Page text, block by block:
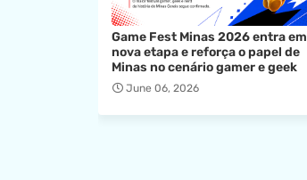
Game Fest Minas 2026 entra em
nova etapa e reforça o papel de
Minas no cenário gamer e geek
June 06, 2026